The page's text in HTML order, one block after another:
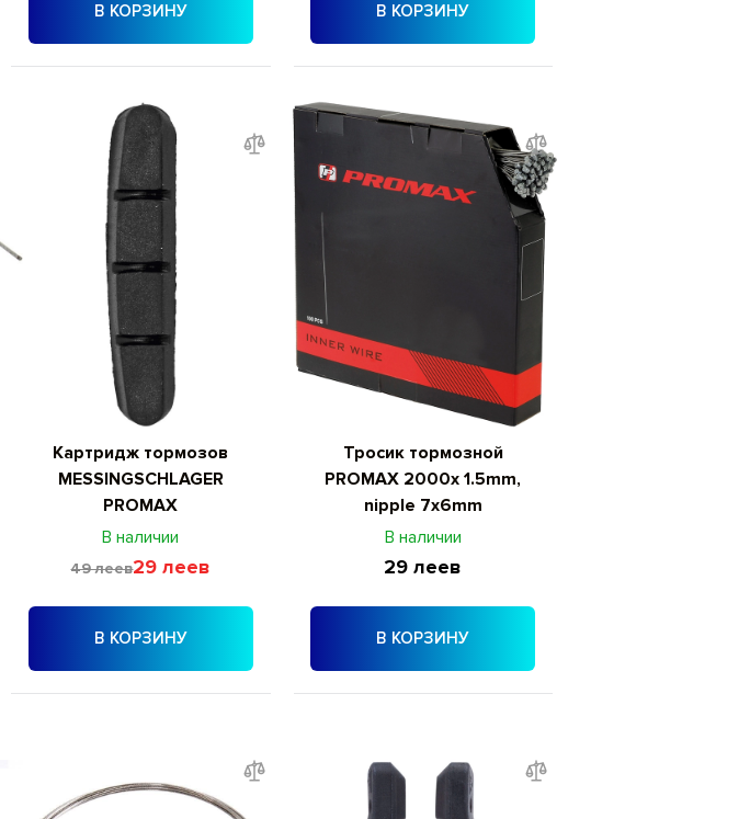
В КОРЗИНУ В КОРЗИНУ
Картридж тормозов
MESSINGSCHLAGER
PROMAX
В наличии
49 леев29 леев
В КОРЗИНУ
Тросик тормозной
PROMAX 2000x 1.5mm,
nipple 7x6mm
В наличии
29 леев
В КОРЗИНУ